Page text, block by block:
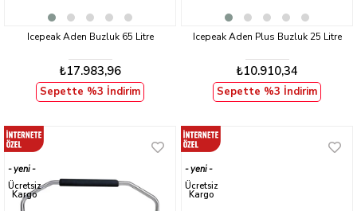
Icepeak Aden Buzluk 65 Litre
₺17.983,96
Sepette %3 İndirim
Icepeak Aden Plus Buzluk 25 Litre
₺10.910,34
Sepette %3 İndirim
yeni
ürün
Ücretsiz
Kargo
yeni
ürün
Ücretsiz
Kargo